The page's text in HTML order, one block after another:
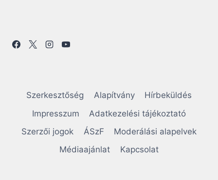
Szerkesztőség Alapítvány
Hírbeküldés
Impresszum
Adatkezelési tájékoztató
Szerzői jogok
ÁSzF
Moderálási alapelvek
Médiaajánlat
Kapcsolat